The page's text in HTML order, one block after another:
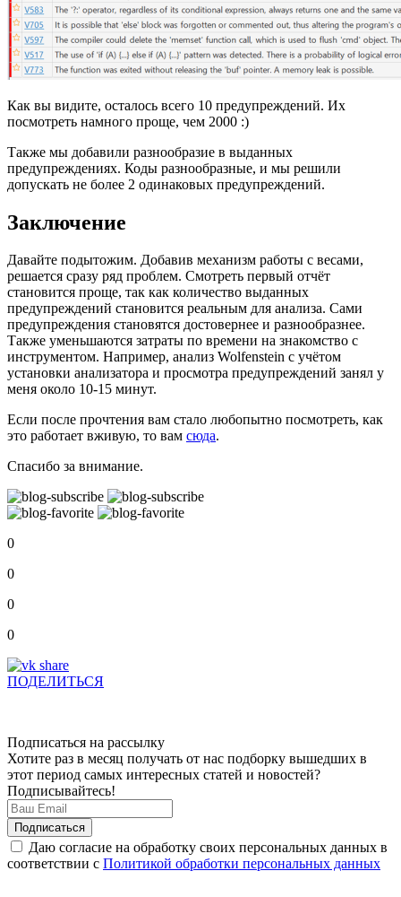
Как вы видите, осталось всего 10 предупреждений. Их
посмотреть намного проще, чем 2000 :)
Также мы добавили разнообразие в выданных
предупреждениях. Коды разнообразные, и мы решили
допускать не более 2 одинаковых предупреждений.
Заключение
Давайте подытожим. Добавив механизм работы с весами,
решается сразу ряд проблем. Смотреть первый отчёт
становится проще, так как количество выданных
предупреждений становится реальным для анализа. Сами
предупреждения становятся достовернее и разнообразнее.
Также уменьшаются затраты по времени на знакомство с
инструментом. Например, анализ Wolfenstein с учётом
установки анализатора и просмотра предупреждений занял у
меня около 10-15 минут.
Если после прочтения вам стало любопытно посмотреть, как
это работает вживую, то вам сюда.
Спасибо за внимание.
0
0
0
0
ПОДЕЛИТЬСЯ
Подписаться на рассылку
Хотите раз в месяц получать от нас подборку вышедших в
этот период самых интересных статей и новостей?
Подписывайтесь!
Даю согласие на обработку своих персональных данных в
соответствии с Политикой обработки персональных данных